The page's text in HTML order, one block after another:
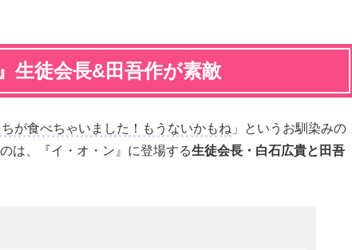
生徒会長&田吾作が素敵
が食べちゃいました！もうないかもね 」というお馴染みの
は、『イ・オ・ン』に登場する生徒会長・白石広貴と田吾